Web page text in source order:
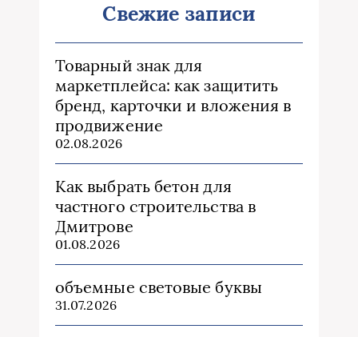
Свежие записи
Товарный знак для
маркетплейса: как защитить
бренд, карточки и вложения в
продвижение
02.08.2026
Как выбрать бетон для
частного строительства в
Дмитрове
01.08.2026
объемные световые буквы
31.07.2026